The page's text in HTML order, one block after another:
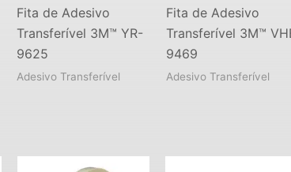
Fita de Adesivo
Transferível 3M™ YR-
9625
Adesivo Transferível
Fita de Adesivo
Transferível 3M™
9469
Adesivo Transferível